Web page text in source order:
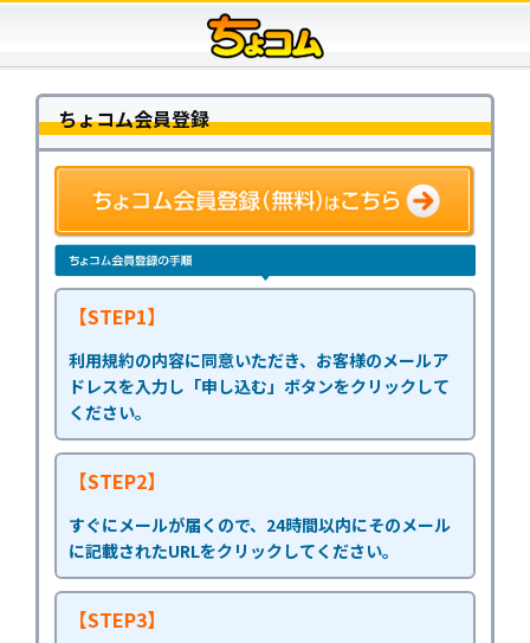
ちょコム会員登録
【STEP1】
利用規約の内容に同意いただき、お客様のメールア
ドレスを入力し「申し込む」ボタンをクリックして
ください。
【STEP2】
すぐにメールが届くので、24時間以内にそのメール
に記載されたURLをクリックしてください。
【STEP3】